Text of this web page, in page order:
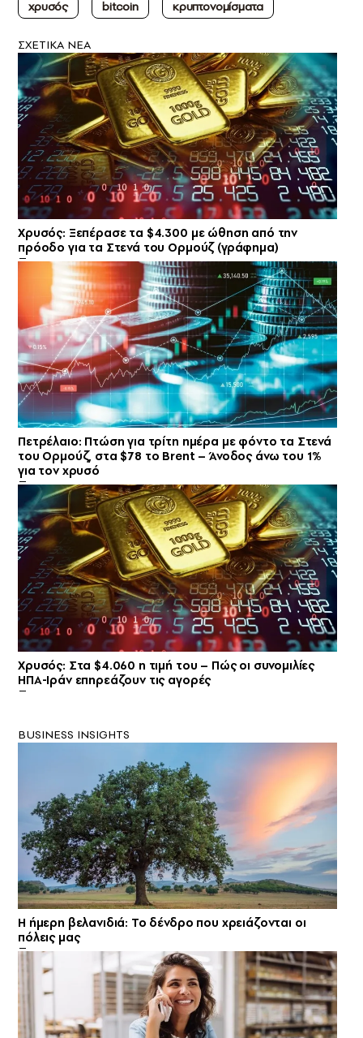
χρυσός
bitcoin κρυπτονομίσματα
ΣXETIKA NEA
Χρυσός: Ξεπέρασε τα $4.300 με ώθηση από την
πρόοδο για τα Στενά του Ορμούζ (γράφημα)
Πετρέλαιο: Πτώση για τρίτη ημέρα με φόντο τα Στενά
του Ορμούζ, στα $78 το Brent – Άνοδος άνω του 1%
για τον χρυσό
Χρυσός: Στα $4.060 η τιμή του – Πώς οι συνομιλίες
ΗΠΑ-Ιράν επηρεάζουν τις αγορές
BUSINESS INSIGHTS
Η ήμερη βελανιδιά: Το δένδρο που χρειάζονται οι
πόλεις μας